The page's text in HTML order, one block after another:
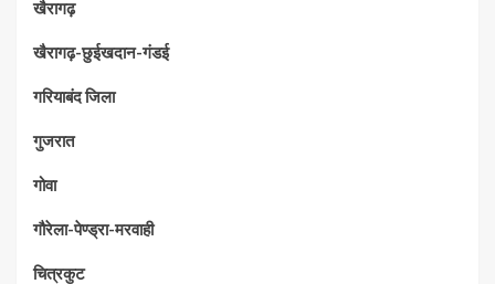
खैरागढ़
खैरागढ़-छुईखदान-गंडई
गरियाबंद जिला
गुजरात
गोवा
गौरेला-पेण्ड्रा-मरवाही
चित्रकुट